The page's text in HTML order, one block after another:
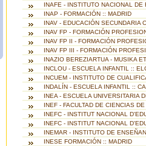
INAFE - INSTITUTO NACIONAL
INAP - FORMACIÓN :: MADRID
INAV - EDUCACIÓN SECUNDARIA
INAV FP - FORMACIÓN
INAV FP II - FORMACIÓN
INAV FP III - FORMACIÓN
INAZIO BEREZIARTUA - MUSIKA
INCLOU - ESCUELA INFANTIL ::
INCUEM - INSTITUTO DE
INDALÍN - ESCUELA INFANTIL ::
INEA - ESCUELA UNIVERSITARIA
INEF - FACULTAD DE CIENCIAS
INEFC - INSTITUT NACIONAL
INEFC - INSTITUT NACIONAL
INEMAR - INSTITUTO DE
INESE FORMACIÓN :: MADRID